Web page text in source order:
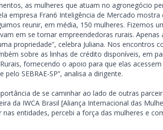
as mulheres que atuam no agronegócio
empresa Fran6 Inteligência de Mercado mostra
reunir, em média, 150 mulheres. Fizemos
em se tornar empreendedoras rurais. Apenas
propriedade”, celebra Juliana. Nos encontros
sobre as linhas de crédito disponíveis, em
fornecendo o apoio para que elas
SEBRAE-SP”, analisa a dirigente.
de se caminhar ao lado de outras
da IWCA Brasil [Aliança Internacional das
entidades, percebi a força das mulheres e